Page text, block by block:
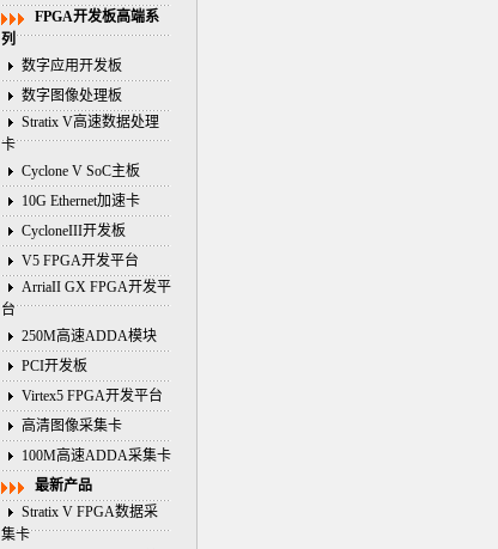
FPGA开发板高端系
列
数字应用开发板
数字图像处理板
Stratix V高速数据处理
卡
Cyclone V SoC主板
10G Ethernet加速卡
CycloneIII开发板
V5 FPGA开发平台
ArriaII GX FPGA开发平
台
250M高速ADDA模块
PCI开发板
Virtex5 FPGA开发平台
高清图像采集卡
100M高速ADDA采集卡
最新产品
Stratix V FPGA数据采
集卡